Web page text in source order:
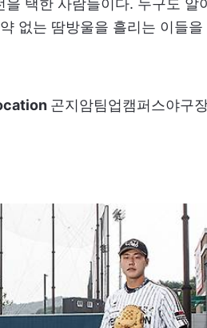
택한 사람들이다. 누구도 알
없는 땀방울을 흘리는 이들을
곤지암팀업캠퍼스야구